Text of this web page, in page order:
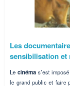
Les
sensibilisation
Lecinéma s’est
le grand public et faire